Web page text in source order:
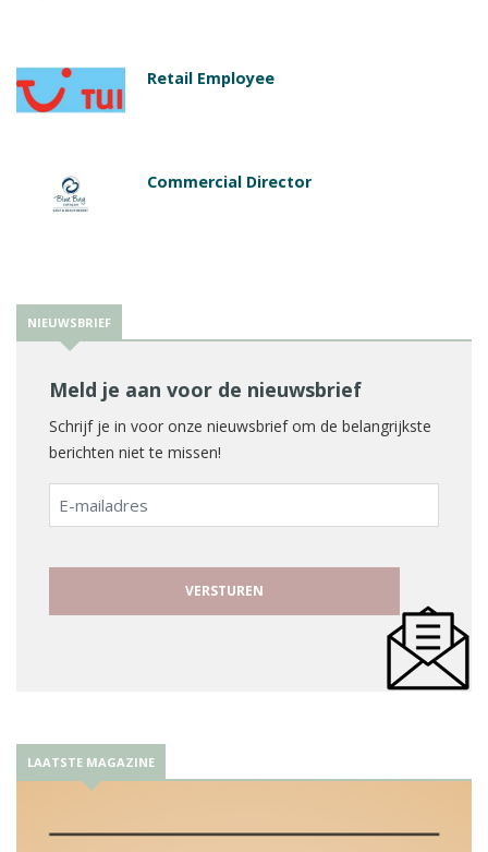
Retail Employee
Commercial Director
NIEUWSBRIEF
Meld je aan voor de nieuwsbrief
Schrijf je in voor onze nieuwsbrief om de belangrijkste
berichten niet te missen!
E-
mailadres
LAATSTE MAGAZINE